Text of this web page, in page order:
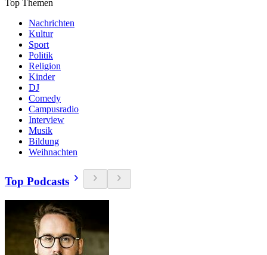
Top Themen
Nachrichten
Kultur
Sport
Politik
Religion
Kinder
DJ
Comedy
Campusradio
Interview
Musik
Bildung
Weihnachten
Top Podcasts